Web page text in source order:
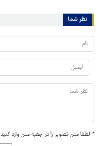
نظر شما
* لطفا متن تصویر را در جعبه متن وارد کنید